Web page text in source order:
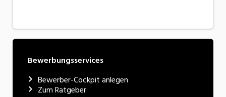
Bewerbungsservices
Bewerber-Cockpit anlegen
Zum Ratgeber